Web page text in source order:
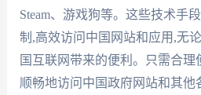
Steam、游戏狗等。这些技术手
制,高效访问中国网站和应用,无
国互联网带来的便利。只需合
顺畅地访问中国政府网站和其他